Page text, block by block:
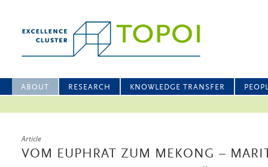
ABOUT RESEARCH KNOWLEDGE TRANSFER
Article
VOM EUPHRAT ZUM MEKONG –